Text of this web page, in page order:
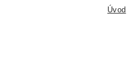
Úvod